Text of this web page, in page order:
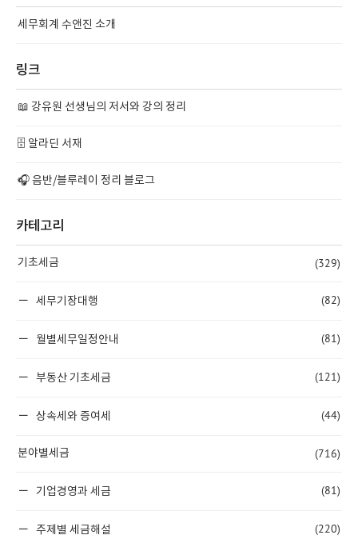
세무회계 수앤진 소개
링크
📖 강유원 선생님의 저서와 강의 정리
🗄️ 알라딘 서재
🎧 음반/블루레이 정리 블로그
카테고리
기초세금 (329)
세무기장대행 (82)
월별세무일정안내 (81)
부동산 기초세금 (121)
상속세와 증여세 (44)
분야별세금 (716)
기업경영과 세금 (81)
주제별 세금해설 (220)